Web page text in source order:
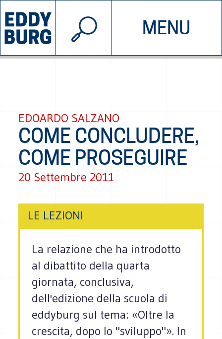
MENU
INIZIATIVE CHI SIAMO
© 2026 EDDYBURG
EDOARDO SALZANO
COME CONCLUDERE,
COME PROSEGUIRE
20 Settembre 2011
LE LEZIONI
La relazione che ha introdotto
al dibattito della quarta
giornata, conclusiva,
dell'edizione della scuola di
eddyburg sul tema: «Oltre la
crescita, dopo lo "sviluppo"». In